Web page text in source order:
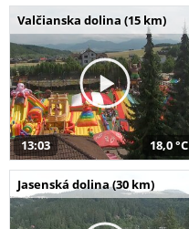
Valčianska dolina (15 km)
13:03 18,0 °C
Jasenská dolina (30 km)